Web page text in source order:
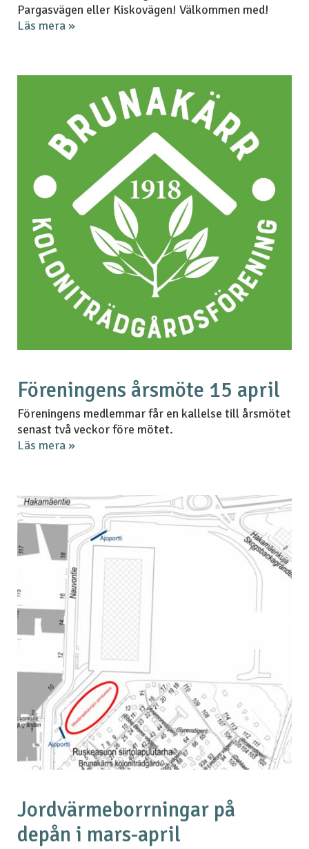
Pargasvägen eller Kiskovägen! Välkommen med!
Läs mera »
Föreningens årsmöte 15 april
Föreningens medlemmar får en kallelse till årsmötet
senast två veckor före mötet.
Läs mera »
Jordvärmeborrningar på
depån i mars-april